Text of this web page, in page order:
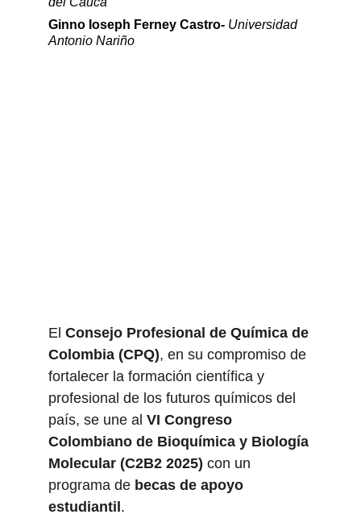
Ginno Ioseph Ferney Castro- Universidad
Antonio Nariño
El Consejo Profesional de Química de
Colombia (CPQ), en su compromiso de
fortalecer la formación científica y
profesional de los futuros químicos del
país, se une al VI Congreso
Colombiano de Bioquímica y Biología
Molecular (C2B2 2025) con un
programa de becas de apoyo
estudiantil .